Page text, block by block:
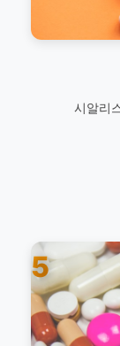
시알리
5